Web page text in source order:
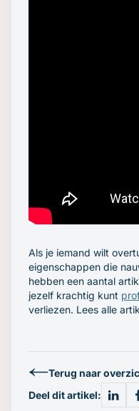
Als je iemand wilt
eigenschappen die
hebben een aantal
jezelf krachtig kunt
verliezen. Lees alle
Terug naar
Deel dit artikel: